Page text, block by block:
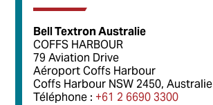
Bell Textron Australie
COFFS HARBOUR
79 Aviation Drive
Aéroport Coffs Harbour
Coffs Harbour NSW 2450, Australie
Téléphone : +61 2 6690 3300